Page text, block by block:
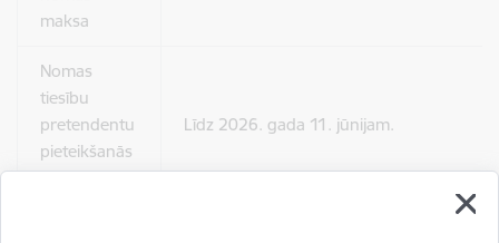
maksa
Nomas
tiesību
pretendentu
pieteikšanās
termiņš
Līdz 2026. gada 11. jūnijam.